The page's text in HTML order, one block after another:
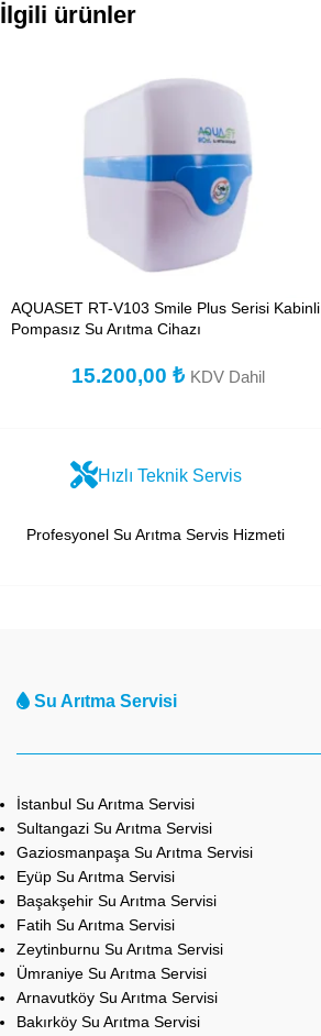
İlgili ürünler
AQUASET RT-V103 Smile Plus Serisi Kabinli
Pompasız Su Arıtma Cihazı
15.200,00 ₺ KDV Dahil
Hızlı Teknik Servis
Profesyonel Su Arıtma Servis Hizmeti
Su Arıtma Servisi
İstanbul Su Arıtma Servisi
Sultangazi Su Arıtma Servisi
Gaziosmanpaşa Su Arıtma Servisi
Eyüp Su Arıtma Servisi
Başakşehir Su Arıtma Servisi
Fatih Su Arıtma Servisi
Zeytinburnu Su Arıtma Servisi
Ümraniye Su Arıtma Servisi
Arnavutköy Su Arıtma Servisi
Bakırköy Su Arıtma Servisi